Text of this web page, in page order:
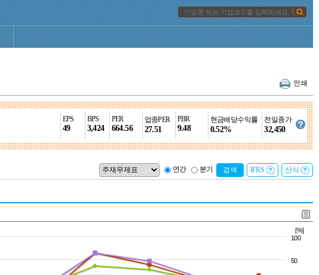
인쇄
EPS
49
BPS
3,424
PER
664.56
업종PER
27.51
PBR
9.48
현금배당수익률
0.52%
전일종가
32,450
연간 분기 검색 IFRS 산식
[%]
50
100